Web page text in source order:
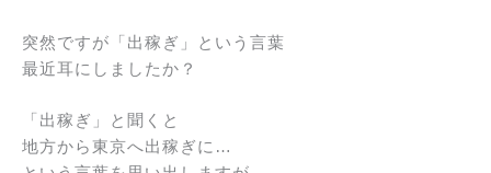
突然ですが「出稼ぎ」という言葉
最近耳にしましたか？
「出稼ぎ」と聞くと
地方から東京へ出稼ぎに…